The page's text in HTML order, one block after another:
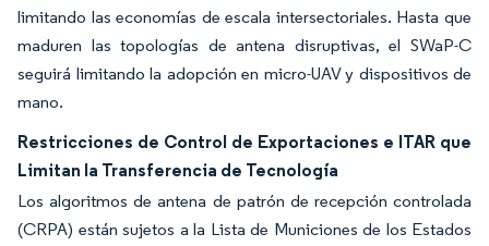
limitando las economías de escala intersectoriales. Hasta que
maduren las topologías de antena disruptivas, el SWaP-C
seguirá limitando la adopción en micro-UAV y dispositivos de
mano.
Restricciones de Control de Exportaciones e ITAR que
Limitan la Transferencia de Tecnología
Los algoritmos de antena de patrón de recepción controlada
(CRPA) están sujetos a la Lista de Municiones de los Estados